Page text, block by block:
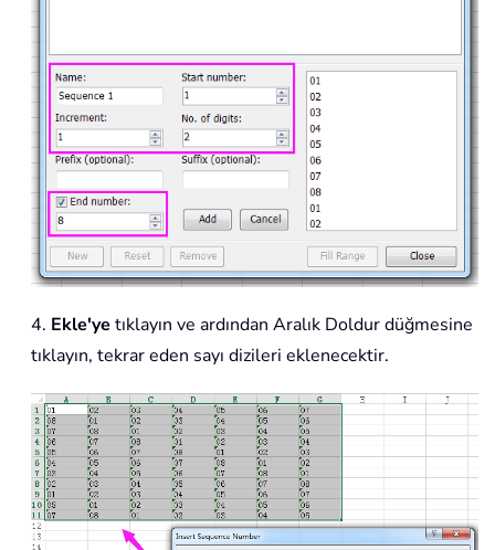
4. Ekle'ye tıklayın ve ardından Aralık Doldur düğmesine
tıklayın, tekrar eden sayı dizileri eklenecektir.